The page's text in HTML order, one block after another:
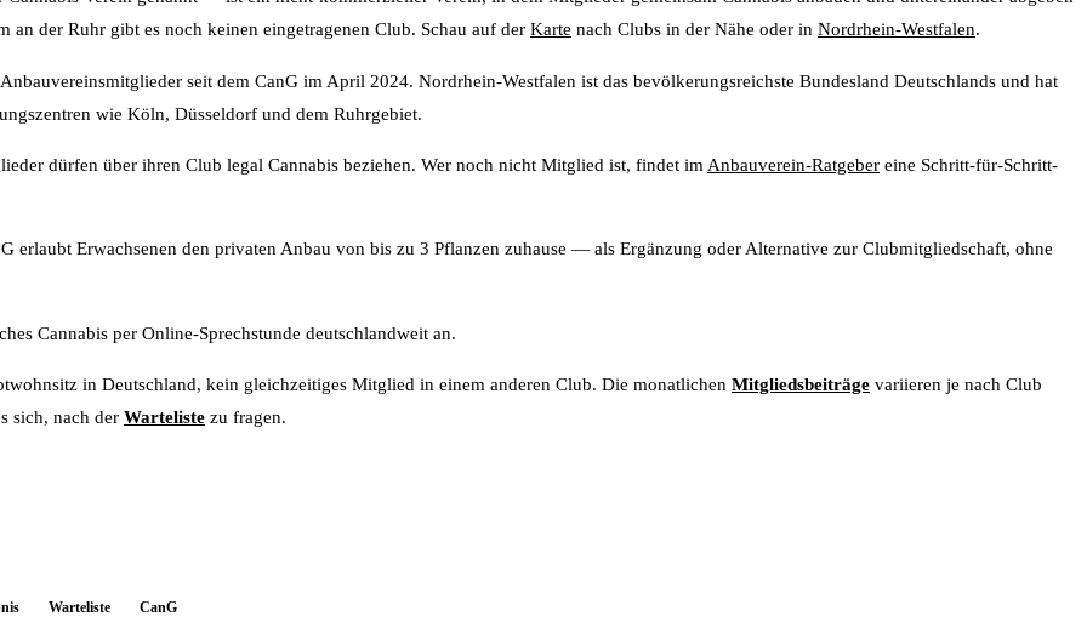
an der Ruhr gibt es noch keinen eingetragenen Club. Schau auf der Karte nach Clubs in der Nähe oder in Nordrhein-Westfalen.
seit dem CanG im April 2024. Nordrhein-Westfalen ist das bevölkerungsreichste Bundesland Deutschlands und hat
wie Köln, Düsseldorf und dem Ruhrgebiet.
dürfen über ihren Club legal Cannabis beziehen. Wer noch nicht Mitglied ist, findet im Anbauverein-Ratgeber eine Schritt-für-Schritt-
erlaubt Erwachsenen den privaten Anbau von bis zu 3 Pflanzen zuhause — als Ergänzung oder Alternative zur Clubmitgliedschaft, ohne
Cannabis per Online-Sprechstunde deutschlandweit an.
in Deutschland, kein gleichzeitiges Mitglied in einem anderen Club. Die monatlichen Mitgliedsbeiträge variieren je nach Club
sich, nach der Warteliste zu fragen.
Warteliste CanG